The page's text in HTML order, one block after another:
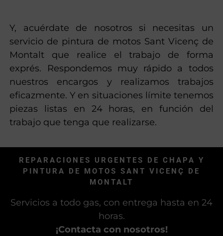
Y, acuérdate de nosotros si necesitas un
servicio de pintura de motos Sant Vicenç de
Montalt que realice el trabajo de forma
exprés. Respondemos muy rápido a todos
nuestros encargos y realizamos trabajos
eficazmente. Y en situaciones límite tenemos
piezas listas en 24 horas, en función del
trabajo que tenga que realizarse.
REPARACIONES URGENTES DE CHAPA Y
PINTURA DE MOTOS SANT VICENÇ DE
MONTALT
Servicios a todo gas, con entrega hasta en 24
horas.
¡Contacta con nosotros!